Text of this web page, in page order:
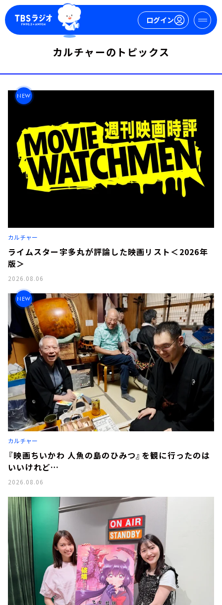
ログイン
今日の番組表
週間番組表
お知らせ
イベント・グッズ
YouTube
カルチャーのトピックス
NEW
カルチャー
ライムスター宇多丸が評論した映画リスト＜2026年
版＞
2026.08.06
NEW
カルチャー
『映画ちいかわ 人魚の島のひみつ』を観に行ったのは
いいけれど…
2026.08.06